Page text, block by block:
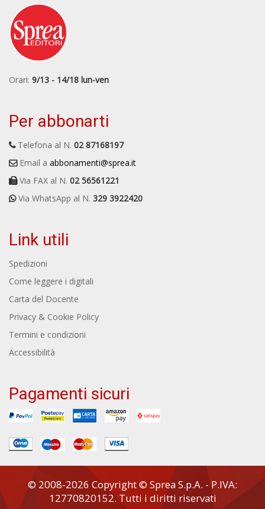
Orari: 9/13 - 14/18 lun-ven
Per abbonarti
Telefona al N. 02 87168197
Email a abbonamenti@sprea.it
Via FAX al N. 02 56561221
Via WhatsApp al N. 329 3922420
Link utili
Spedizioni
Come leggere i digitali
Carta del Docente
Privacy & Cookie Policy
Termini e condizioni
Accessibilità
Pagamenti sicuri
© 2008-2026 Copyright © Sprea S.p.A. - P.IVA:
12770820152. Tutti i diritti riservati